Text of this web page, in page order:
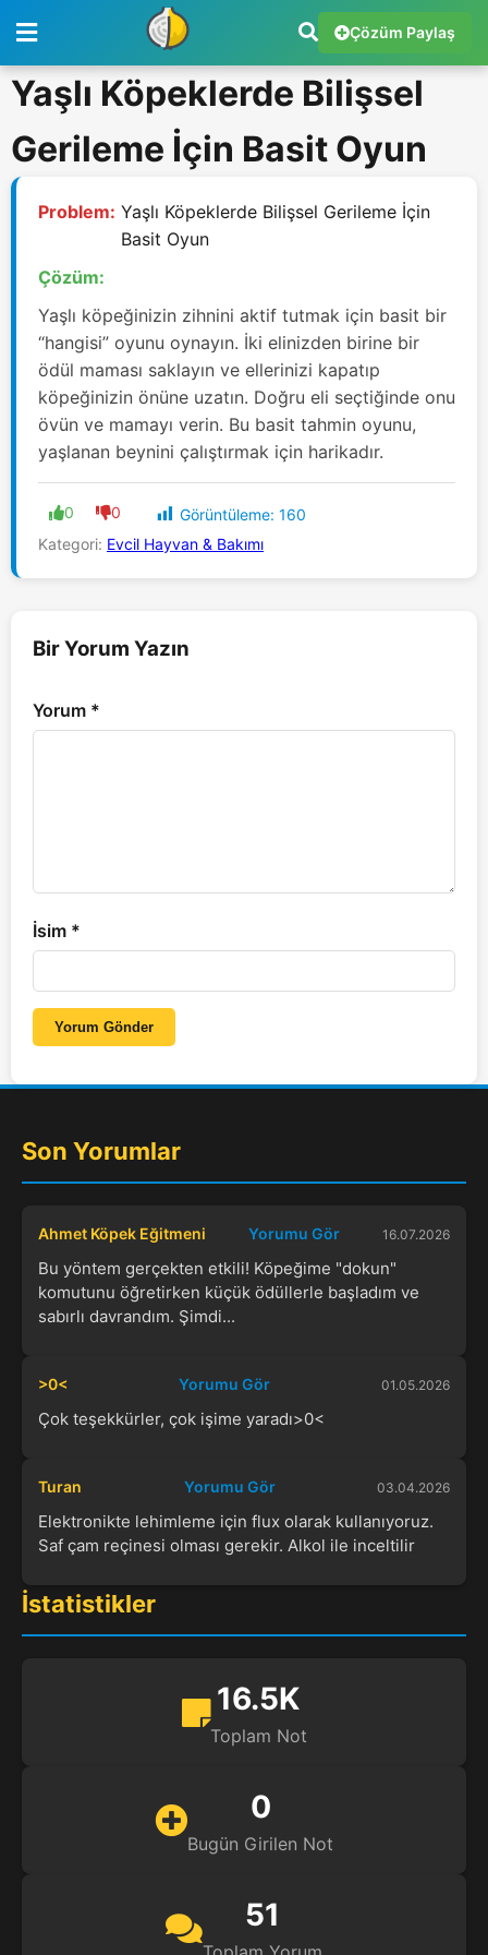
Çözüm Paylaş
Yaşlı Köpeklerde Bilişsel
Gerileme İçin Basit Oyun
Problem: Yaşlı Köpeklerde Bilişsel Gerileme İçin
Basit Oyun
Çözüm:
Yaşlı köpeğinizin zihnini aktif tutmak için basit bir
“hangisi” oyunu oynayın. İki elinizden birine bir
ödül maması saklayın ve ellerinizi kapatıp
köpeğinizin önüne uzatın. Doğru eli seçtiğinde onu
övün ve mamayı verin. Bu basit tahmin oyunu,
yaşlanan beynini çalıştırmak için harikadır.
0 0 Görüntüleme: 160
Kategori: Evcil Hayvan & Bakımı
Bir Yorum Yazın
Yorum *
İsim *
Yorum Gönder
Son Yorumlar
Ahmet Köpek Eğitmeni Yorumu Gör 16.07.2026
Bu yöntem gerçekten etkili! Köpeğime "dokun"
komutunu öğretirken küçük ödüllerle başladım ve
sabırlı davrandım. Şimdi...
>0< Yorumu Gör 01.05.2026
Çok teşekkürler, çok işime yaradı>0<
Turan Yorumu Gör 03.04.2026
Elektronikte lehimleme için flux olarak kullanıyoruz.
Saf çam reçinesi olması gerekir. Alkol ile inceltilir
İstatistikler
16.5K
Toplam Not
0
Bugün Girilen Not
51